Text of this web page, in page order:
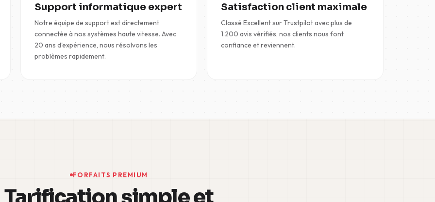
Support informatique expert
Notre équipe de support est directement
connectée à nos systèmes haute vitesse. Avec
20 ans d'expérience, nous résolvons les
problèmes rapidement.
Satisfaction client maximale
Classé Excellent sur Trustpilot avec plus de
1.200 avis vérifiés, nos clients nous font
confiance et reviennent.
FORFAITS PREMIUM
Tarification simple et